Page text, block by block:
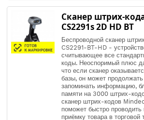
Сканер штрих-
CS2291s 2D HD BT
Беспроводной сканер
CS2291-BT-HD -
считывающее все
коды. Неоспоримый плюс
что если сканер
базы, он может продолжать
запоминать информацию,
памяти на 3000 штрих-
сканер штрих-кодов
поможет быстро
приёмку товара в торговой